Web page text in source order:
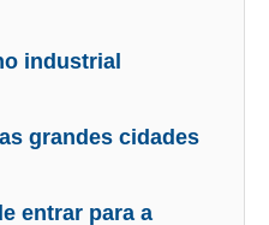
industrial
grandes cidades
entrar para a